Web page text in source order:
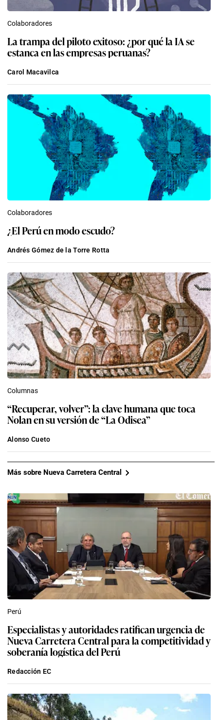
Colaboradores
La trampa del piloto exitoso: ¿por qué la IA se
estanca en las empresas peruanas?
Carol Macavilca
Colaboradores
¿El Perú en modo escudo?
Andrés Gómez de la Torre Rotta
Columnas
“Recuperar, volver”: la clave humana que toca
Nolan en su versión de “La Odisea”
Alonso Cueto
Más sobre Nueva Carretera Central
Perú
Especialistas y autoridades ratifican urgencia de
Nueva Carretera Central para la competitividad y
soberanía logística del Perú
Redacción EC